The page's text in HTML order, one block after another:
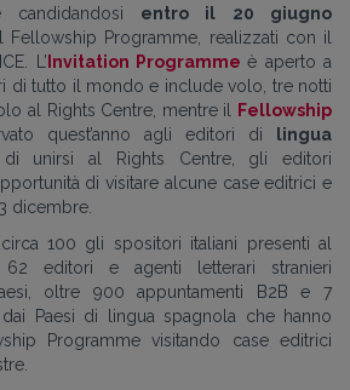
candidandosi entro il
20 giugno
Fellowship Programme, realizzati con il
L’ Invitation Programme è aperto a
di tutto il mondo e include volo, tre notti
al Rights Centre, mentre il
Fellowship
quest’anno agli editori di
lingua
di unirsi al Rights Centre, gli editori
di visitare alcune case editrici e
dicembre.
100 gli spositori italiani presenti al
62 editori e agenti letterari stranieri
oltre 900 appuntamenti B2B e 7
Paesi di lingua spagnola che hanno
Programme visitando case editrici